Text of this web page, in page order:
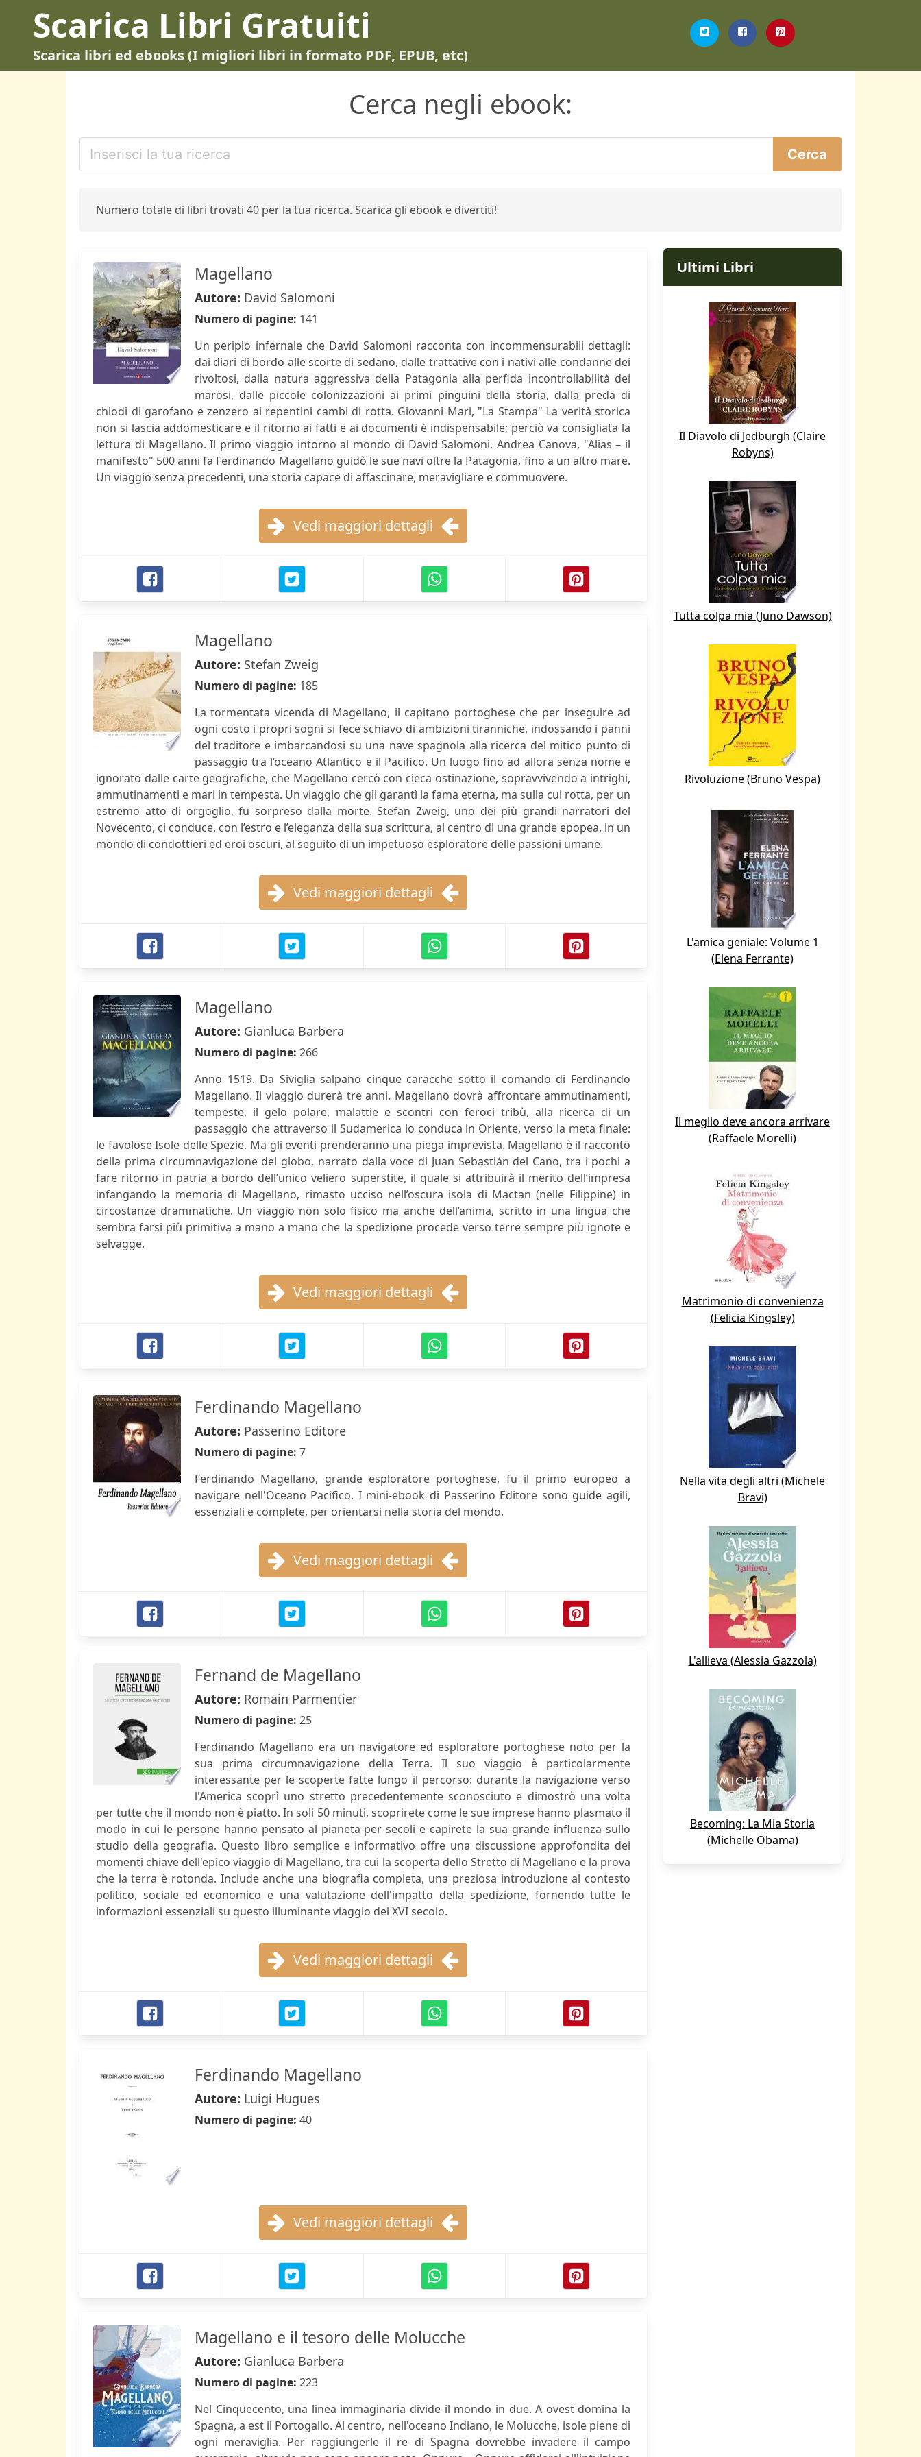
Scarica Libri Gratuiti
Scarica libri ed ebooks (I migliori libri in formato PDF, EPUB, etc)
Cerca negli ebook:
Numero totale di libri trovati 40 per la tua ricerca. Scarica gli ebook e divertiti!
Magellano
Autore: David Salomoni
Numero di pagine: 141
Un periplo infernale che David Salomoni racconta con incommensurabili dettagli:
dai diari di bordo alle scorte di sedano, dalle trattative con i nativi alle condanne dei
rivoltosi, dalla natura aggressiva della Patagonia alla perfida incontrollabilità dei
marosi, dalle piccole colonizzazioni ai primi pinguini della storia, dalla preda di
chiodi di garofano e zenzero ai repentini cambi di rotta. Giovanni Mari, "La Stampa" La verità storica
non si lascia addomesticare e il ritorno ai fatti e ai documenti è indispensabile; perciò va consigliata la
lettura di Magellano. Il primo viaggio intorno al mondo di David Salomoni. Andrea Canova, "Alias – il
manifesto" 500 anni fa Ferdinando Magellano guidò le sue navi oltre la Patagonia, fino a un altro mare.
Un viaggio senza precedenti, una storia capace di affascinare, meravigliare e commuovere.
Vedi maggiori dettagli
Magellano
Autore: Stefan Zweig
Numero di pagine: 185
La tormentata vicenda di Magellano, il capitano portoghese che per inseguire ad
ogni costo i propri sogni si fece schiavo di ambizioni tiranniche, indossando i panni
del traditore e imbarcandosi su una nave spagnola alla ricerca del mitico punto di
passaggio tra l’oceano Atlantico e il Pacifico. Un luogo fino ad allora senza nome e
ignorato dalle carte geografiche, che Magellano cercò con cieca ostinazione, sopravvivendo a intrighi,
ammutinamenti e mari in tempesta. Un viaggio che gli garantì la fama eterna, ma sulla cui rotta, per un
estremo atto di orgoglio, fu sorpreso dalla morte. Stefan Zweig, uno dei più grandi narratori del
Novecento, ci conduce, con l’estro e l’eleganza della sua scrittura, al centro di una grande epopea, in un
mondo di condottieri ed eroi oscuri, al seguito di un impetuoso esploratore delle passioni umane.
Vedi maggiori dettagli
Magellano
Autore: Gianluca Barbera
Numero di pagine: 266
Anno 1519. Da Siviglia salpano cinque caracche sotto il comando di Ferdinando
Magellano. Il viaggio durerà tre anni. Magellano dovrà affrontare ammutinamenti,
tempeste, il gelo polare, malattie e scontri con feroci tribù, alla ricerca di un
passaggio che attraverso il Sudamerica lo conduca in Oriente, verso la meta finale:
le favolose Isole delle Spezie. Ma gli eventi prenderanno una piega imprevista. Magellano è il racconto
della prima circumnavigazione del globo, narrato dalla voce di Juan Sebastián del Cano, tra i pochi a
fare ritorno in patria a bordo dell’unico veliero superstite, il quale si attribuirà il merito dell’impresa
infangando la memoria di Magellano, rimasto ucciso nell’oscura isola di Mactan (nelle Filippine) in
circostanze drammatiche. Un viaggio non solo fisico ma anche dell’anima, scritto in una lingua che
sembra farsi più primitiva a mano a mano che la spedizione procede verso terre sempre più ignote e
selvagge.
Vedi maggiori dettagli
Ferdinando Magellano
Autore: Passerino Editore
Numero di pagine: 7
Ferdinando Magellano, grande esploratore portoghese, fu il primo europeo a
navigare nell'Oceano Pacifico. I mini-ebook di Passerino Editore sono guide agili,
essenziali e complete, per orientarsi nella storia del mondo.
Vedi maggiori dettagli
Fernand de Magellano
Autore: Romain Parmentier
Numero di pagine: 25
Ferdinando Magellano era un navigatore ed esploratore portoghese noto per la
sua prima circumnavigazione della Terra. Il suo viaggio è particolarmente
interessante per le scoperte fatte lungo il percorso: durante la navigazione verso
l'America scoprì uno stretto precedentemente sconosciuto e dimostrò una volta
per tutte che il mondo non è piatto. In soli 50 minuti, scoprirete come le sue imprese hanno plasmato il
modo in cui le persone hanno pensato al pianeta per secoli e capirete la sua grande influenza sullo
studio della geografia. Questo libro semplice e informativo offre una discussione approfondita dei
momenti chiave dell'epico viaggio di Magellano, tra cui la scoperta dello Stretto di Magellano e la prova
che la terra è rotonda. Include anche una biografia completa, una preziosa introduzione al contesto
politico, sociale ed economico e una valutazione dell'impatto della spedizione, fornendo tutte le
informazioni essenziali su questo illuminante viaggio del XVI secolo.
Vedi maggiori dettagli
Ferdinando Magellano
Autore: Luigi Hugues
Numero di pagine: 40
Vedi maggiori dettagli
Magellano e il tesoro delle Molucche
Autore: Gianluca Barbera
Numero di pagine: 223
Nel Cinquecento, una linea immaginaria divide il mondo in due. A ovest domina la
Spagna, a est il Portogallo. Al centro, nell'oceano Indiano, le Molucche, isole piene di
ogni meraviglia. Per raggiungerle il re di Spagna dovrebbe invadere il campo
Ultimi Libri
Il Diavolo di Jedburgh (Claire
Robyns)
Tutta colpa mia (Juno Dawson)
Rivoluzione (Bruno Vespa)
L'amica geniale: Volume 1
(Elena Ferrante)
Il meglio deve ancora arrivare
(Raffaele Morelli)
Matrimonio di convenienza
(Felicia Kingsley)
Nella vita degli altri (Michele
Bravi)
L'allieva (Alessia Gazzola)
Becoming: La Mia Storia
(Michelle Obama)